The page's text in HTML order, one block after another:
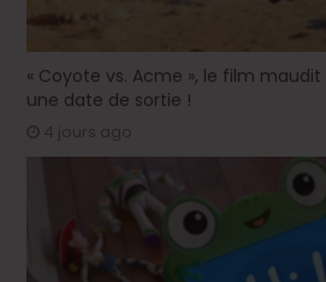
« Coyote vs. Acme », le film
une date de sortie !
4 jours ago